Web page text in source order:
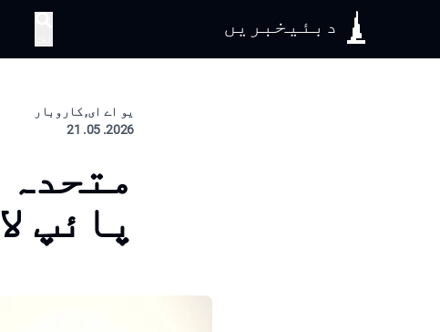
دبئیخبریں
یو اے ای, کاروبار
2026. 05. 21
پائپ